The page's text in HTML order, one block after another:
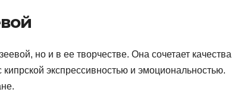
но и в ее творчестве. Она сочетает качества
экспрессивностью и эмоциональностью.